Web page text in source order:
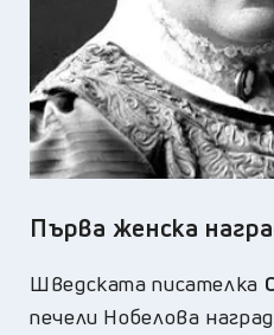
Първа женска
Шведската писателка
печели Нобелова